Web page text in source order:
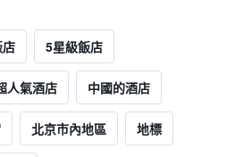
5星級飯店
人氣酒店 中國的酒店
北京市內地區 地標